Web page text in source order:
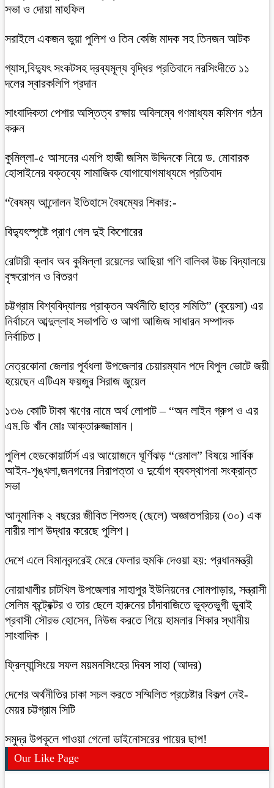
সভা ও দোয়া মাহফিল
সরাইলে একজন ভুয়া পুলিশ ও তিন কেজি মাদক সহ তিনজন আটক
গ্যাস,বিদ্যুৎ সংকটসহ দ্রব্যমূল্য বৃদ্ধির প্রতিবাদে নরসিংদীতে ১১
দলের স্বারকলিপি প্রদান
সাংবাদিকতা পেশার অস্তিত্ব রক্ষায় অবিলম্বে গণমাধ্যম কমিশন গঠন
করুন
কুমিল্লা-৫ আসনের এমপি হাজী জসিম উদ্দিনকে নিয়ে ড. মোবারক
হোসাইনের বক্তব্যে সামাজিক যোগাযোগমাধ্যমে প্রতিবাদ
“বৈষম্য আন্দোলন ইতিহাসে বৈষম্যের শিকার:-
বিদ্যুৎস্পৃষ্টে প্রাণ গেল দুই কিশোরের
রোটারী ক্লাব অব কুমিল্লা রয়েলের আছিয়া গণি বালিকা উচ্চ বিদ্যালয়ে
বৃক্ষরোপন ও বিতরণ
চট্টগ্রাম বিশ্ববিদ্যালয় প্রাক্তন অর্থনীতি ছাত্র সমিতি” (কুয়েসা) এর
নির্বাচনে আব্দুল্লাহ সভাপতি ও আগা আজিজ সাধারন সম্পাদক
নির্বাচিত।
নেত্রকোনা জেলার পূর্বধলা উপজেলার চেয়ারম্যান পদে বিপুল ভোটে জয়ী
হয়েছেন এটিএম ফয়জুর সিরাজ জুয়েল
১৩৬ কোটি টাকা ঋণের নামে অর্থ লোপাট – “অন লাইন গ্রুপ ও এর
এম.ডি খাঁন মোঃ আক্তারুজ্জামান।
পুলিশ হেডকোয়ার্টার্স এর আয়োজনে ঘূর্ণিঝড় “রেমাল” বিষয়ে সার্বিক
আইন-শৃঙ্খলা,জনগনের নিরাপত্তা ও দুর্যোগ ব্যবস্থাপনা সংক্রান্ত
সভা
আনুমানিক ২ বছরের জীবিত শিশুসহ (ছেলে) অজ্ঞাতপরিচয় (৩০) এক
নারীর লাশ উদ্ধার করেছে পুলিশ।
দেশে এলে বিমানবন্দরেই মেরে ফেলার হুমকি দেওয়া হয়: প্রধানমন্ত্রী
নোয়াখালীর চাটখিল উপজেলার সাহাপুর ইউনিয়নের সোমপাড়ার, সন্ত্রাসী
সেলিম কন্ট্রেক্টর ও তার ছেলে হারুনের চাঁদাবাজিতে ভুক্তভুগী ডুবাই
প্রবাসী সৌরভ হোসেন, নিউজ করতে গিয়ে হামলার শিকার স্থানীয়
সাংবাদিক ।
ফ্রিল্যান্সিংয়ে সফল ময়মনসিংহের দিবস সাহা (আদর)
দেশের অর্থনীতির চাকা সচল করতে সম্মিলিত প্রচেষ্টার বিকল্প নেই-
মেয়র চট্টগ্রাম সিটি
সমুদ্র উপকূলে পাওয়া গেলো ডাইনোসরের পায়ের ছাপ!
Our Like Page